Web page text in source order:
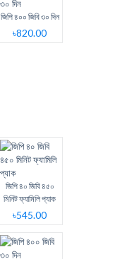
জিপি ৪০০ জিবি ৩০ দিন
৳820.00
জিপি ৪০ জিবি ৪৫০
মিনিট ফ্যামিলি প্যাক
৳545.00